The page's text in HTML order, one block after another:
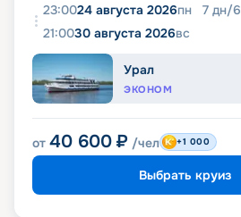
23:0024 августа 2026пн 7 дн/6
21:0030 августа 2026вс
Урал
ЭКОНОМ
от 40 600 ₽ /чел +1 000
Выбрать круиз